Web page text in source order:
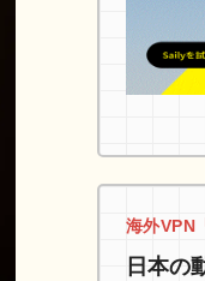
海外VPN
日本の